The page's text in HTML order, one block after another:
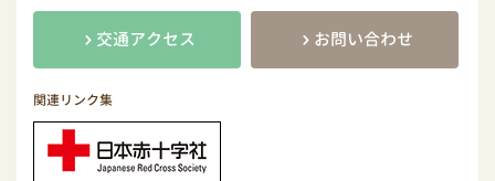
交通アクセス お問い合わせ
関連リンク集